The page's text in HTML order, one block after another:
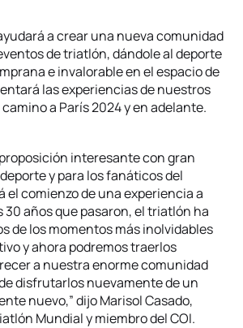
a crear una nueva comunidad
de triatlón, dándole al deporte
e invalorable en el espacio de
las experiencias de nuestros
a París 2024 y en adelante.
proposición interesante con gran
y para los fanáticos del
el comienzo de una experiencia a
30 años que pasaron, el triatlón ha
de los momentos más inolvidables
y ahora podremos traerlos
a nuestra enorme comunidad
disfrutarlos nuevamente de un
nuevo,” dijo Marisol Casado,
Mundial y miembro del COI.